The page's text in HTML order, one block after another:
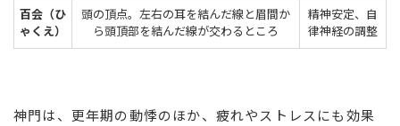
百会（ひ
ゃくえ）
頭の頂点。左右の耳を結んだ線と眉間か
ら頭頂部を結んだ線が交わるところ
精神安定、自
律神経の調整
神門は、更年期の動悸のほか、疲れやストレスにも効果